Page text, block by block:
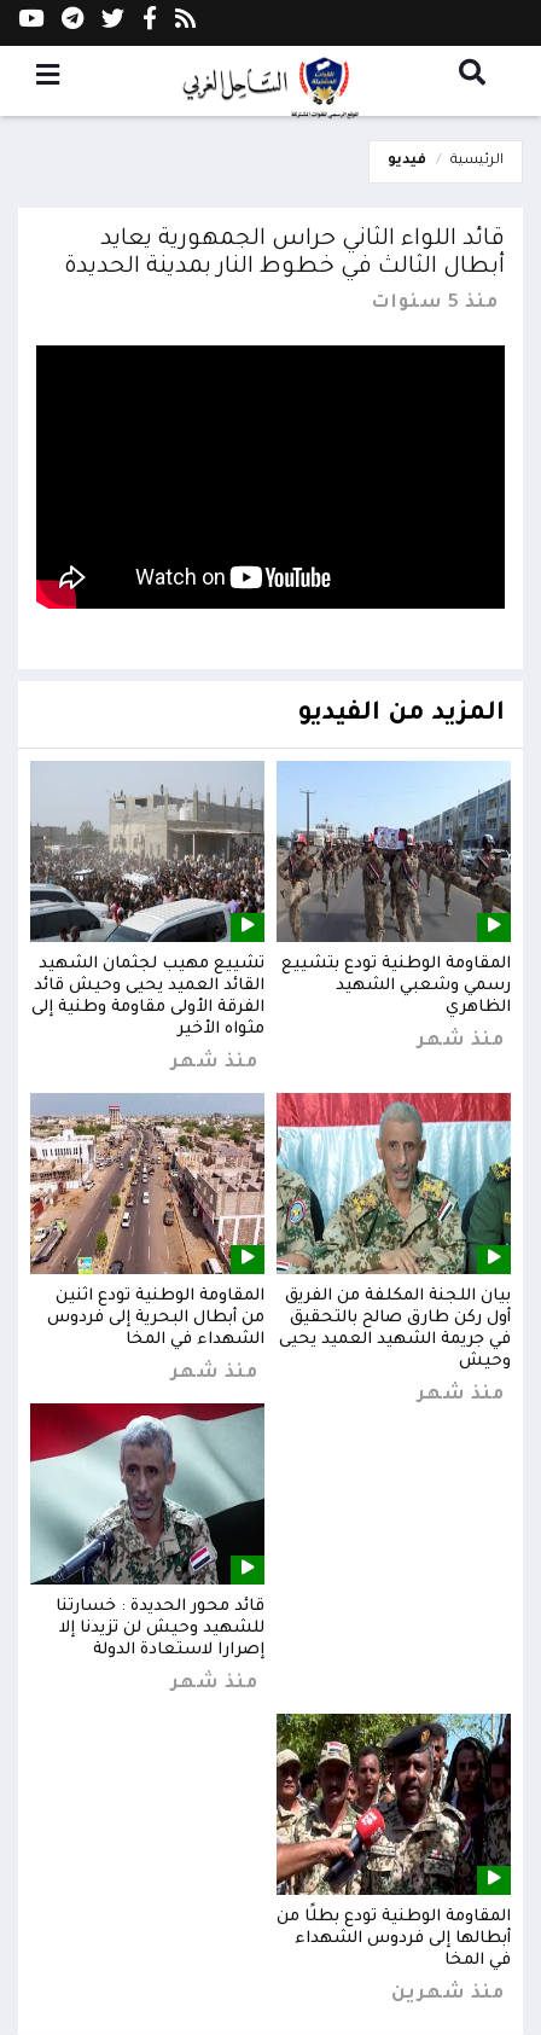
الرئيسية فيديو
قائد اللواء الثاني حراس الجمهورية يعايد
أبطال الثالث في خطوط النار بمدينة الحديدة
منذ 5 سنوات
المزيد من الفيديو
المقاومة الوطنية تودع بتشييع
رسمي وشعبي الشهيد
الظاهري
منذ شهر
تشييع مهيب لجثمان الشهيد
القائد العميد يحيى وحيش قائد
الفرقة الأولى مقاومة وطنية إلى
مثواه الأخير
منذ شهر
بيان اللجنة المكلفة من الفريق
أول ركن طارق صالح بالتحقيق
في جريمة الشهيد العميد يحيى
وحيش
منذ شهر
المقاومة الوطنية تودع اثنين
من أبطال البحرية إلى فردوس
الشهداء في المخا
منذ شهر
قائد محور الحديدة : خسارتنا
للشهيد وحيش لن تزيدنا إلا
إصرارا لاستعادة الدولة
منذ شهر
المقاومة الوطنية تودع بطلًا من
أبطالها إلى فردوس الشهداء
في المخا
منذ شهرين